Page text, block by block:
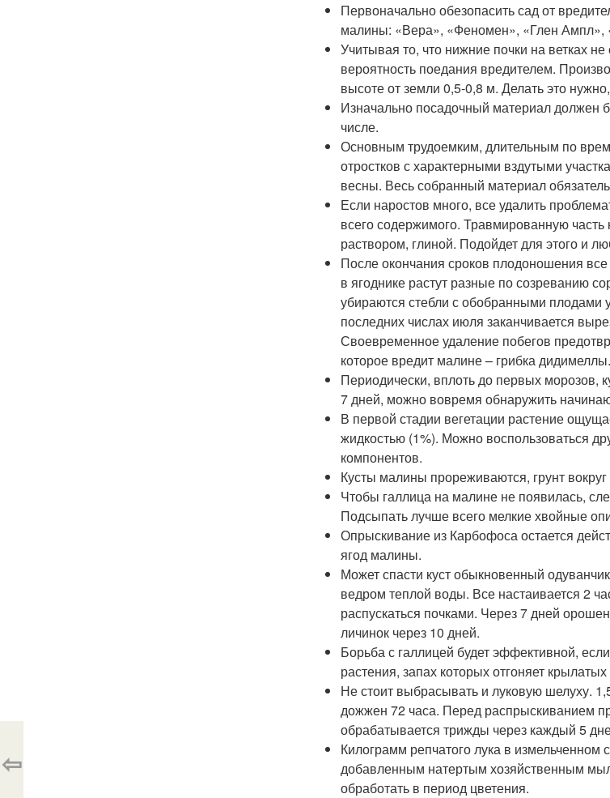
Первоначально обезопасить сад от
малины: «Вера», «Феномен», «Глен Ампл»,
Учитывая то, что нижние почки на ветках
вероятность поедания вредителем.
высоте от земли 0,5-0,8 м. Делать это
Изначально посадочный материал должен
числе.
Основным трудоемким, длительным по
отростков с характерными вздутыми
весны. Весь собранный материал
Если наростов много, все удалить
всего содержимого. Травмированную
раствором, глиной. Подойдет для этого и
После окончания сроков плодоношения
в ягоднике растут разные по созреванию
убираются стебли с обобранными плодами
последних числах июля заканчивается
Своевременное удаление побегов
которое вредит малине – грибка дидимеллы.
Периодически, вплоть до первых морозов,
7 дней, можно вовремя обнаружить
В первой стадии вегетации растение
жидкостью (1%). Можно воспользоваться
компонентов.
Кусты малины прореживаются, грунт
Чтобы галлица на малине не появилась,
Подсыпать лучше всего мелкие хвойные
Опрыскивание из Карбофоса остается
ягод малины.
Может спасти куст обыкновенный
ведром теплой воды. Все настаивается 2
распускаться почками. Через 7 дней
личинок через 10 дней.
Борьба с галлицей будет эффективной,
растения, запах которых отгоняет
Не стоит выбрасывать и луковую шелуху.
дожжен 72 часа. Перед распрыскиванием
обрабатывается трижды через каждый 5
Килограмм репчатого лука в измельченном
добавленным натертым хозяйственным
обработать в период цветения.
⇦